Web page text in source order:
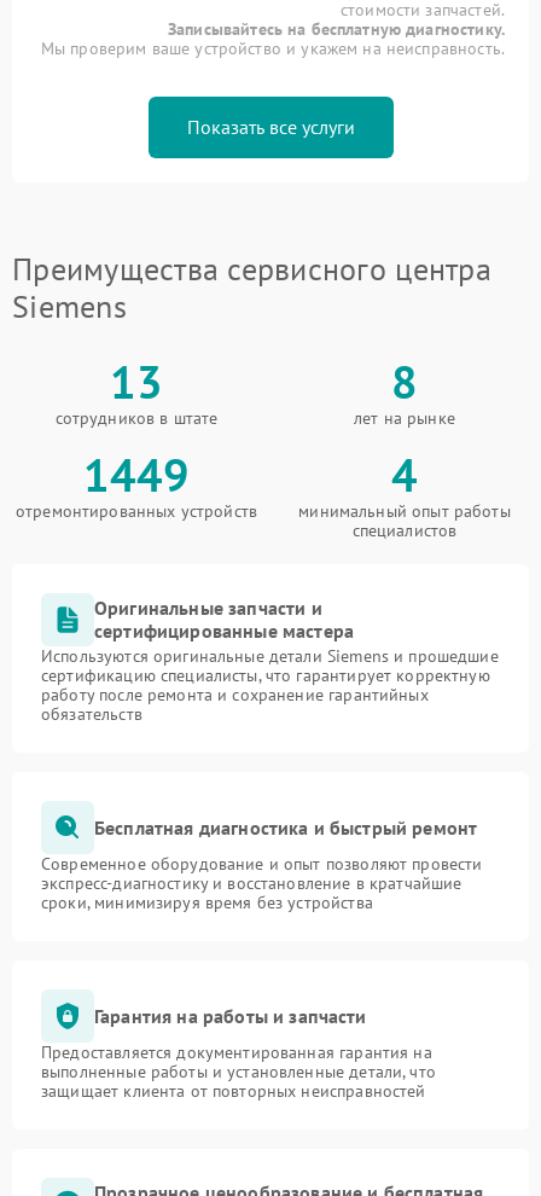
стоимости запчастей.
Записывайтесь на бесплатную диагностику.
Мы проверим ваше устройство и укажем на неисправность.
Показать все услуги
Преимущества сервисного центра
Siemens
13
сотрудников в штате
8
лет на рынке
1449
отремонтированных устройств
4
минимальный опыт работы
специалистов
Оригинальные запчасти и
сертифицированные мастера
Используются оригинальные детали Siemens и прошедшие
сертификацию специалисты, что гарантирует корректную
работу после ремонта и сохранение гарантийных
обязательств
Бесплатная диагностика и быстрый ремонт
Современное оборудование и опыт позволяют провести
экспресс-диагностику и восстановление в кратчайшие
сроки, минимизируя время без устройства
Гарантия на работы и запчасти
Предоставляется документированная гарантия на
выполненные работы и установленные детали, что
защищает клиента от повторных неисправностей